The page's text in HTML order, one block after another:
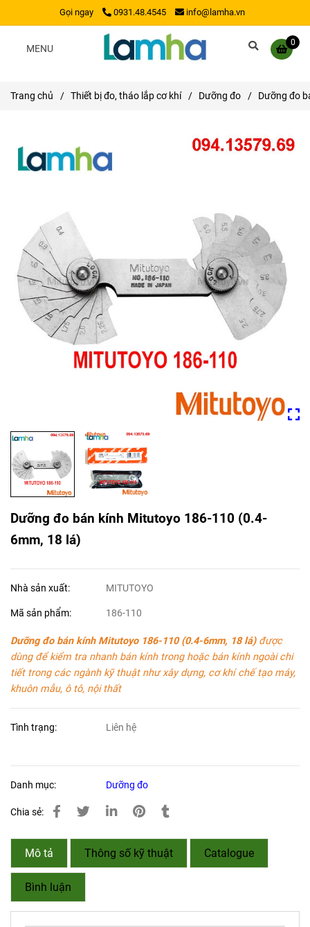
Gọi ngay 0931.48.4545 info@lamha.vn
0
MENU
Trang chủ / Thiết bị đo, tháo lắp cơ khí / Dưỡng đo / Dưỡng đo
Dưỡng đo bán kính Mitutoyo 186-110 (0.4-
6mm, 18 lá)
Nhà sản xuất: MITUTOYO
Mã sản phẩm: 186-110
Dưỡng đo bán kính Mitutoyo 186-110 (0.4-6mm, 18 lá) được
dùng để kiểm tra nhanh bán kính trong hoặc bán kính ngoài chi
tiết trong các ngành kỹ thuật như xây dựng, cơ khí chế tạo máy,
khuôn mẫu, ô tô, nội thất
Tình trạng: Liên hệ
Danh mục: Dưỡng đo
Chia sẻ:
Mô tả Thông số kỹ thuật Catalogue
Bình luận